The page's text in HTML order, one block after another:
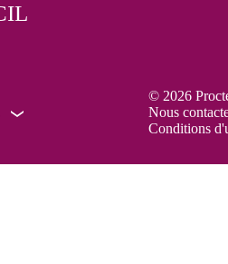
© 2026
Nous
Conditions